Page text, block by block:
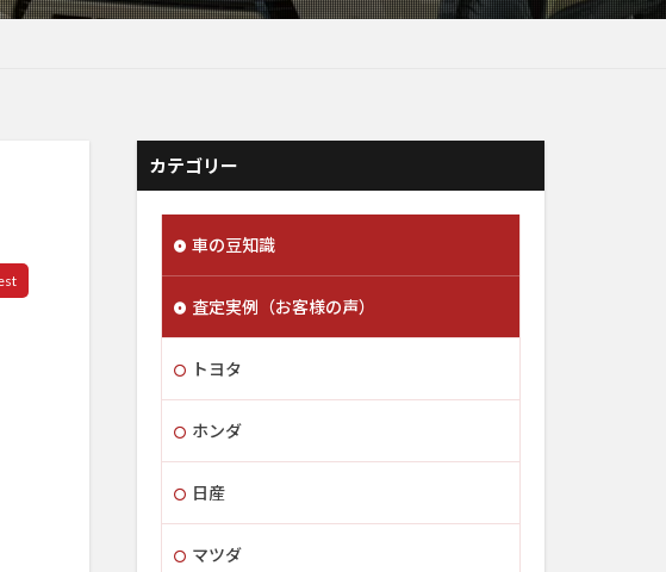
カテゴリー
車の豆知識
査定実例（お客様の声）
トヨタ
ホンダ
日産
マツダ